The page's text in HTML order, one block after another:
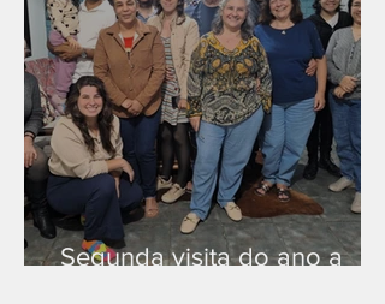
Segunda visita do ano a